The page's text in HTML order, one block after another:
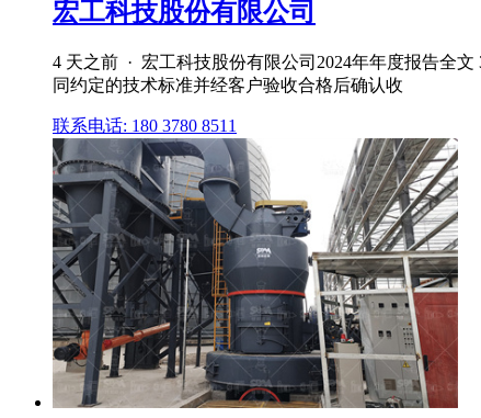
宏工科技股份有限公司
4 天之前 · 宏工科技股份有限公司2024年年度报告全
同约定的技术标准并经客户验收合格后确认收
联系电话: 180 3780 8511